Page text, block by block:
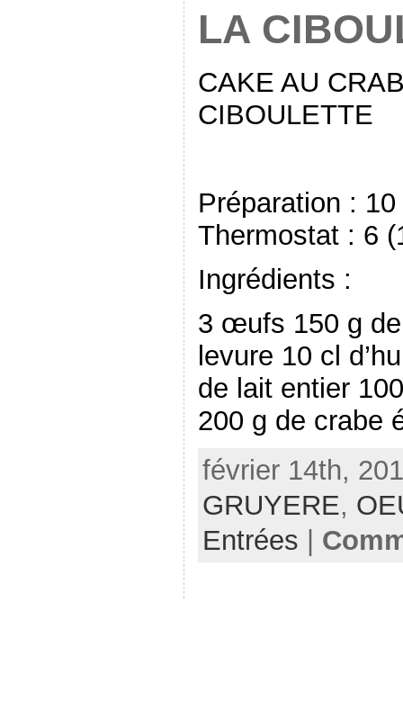
LA
CAKE AU
CIBOULETTE
Préparation :
Thermostat : 6
Ingrédients :
3 œufs 150 g
levure 10 cl
de lait entier
200 g de crabe
février 14th,
GRUYERE,
Entrées